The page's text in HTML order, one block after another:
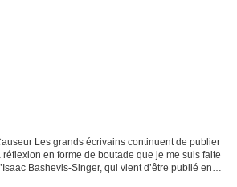
Les grands écrivains continuent de publier
en forme de boutade que je me suis faite
Bashevis-Singer, qui vient d’être publié en